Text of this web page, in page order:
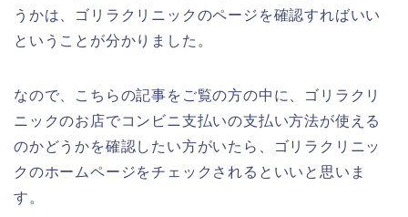
うかは、ゴリラクリニックのページを確認すればいい
ということが分かりました。
なので、こちらの記事をご覧の方の中に、ゴリラクリ
ニックのお店でコンビニ支払いの支払い方法が使える
のかどうかを確認したい方がいたら、ゴリラクリニッ
クのホームページをチェックされるといいと思いま
す。